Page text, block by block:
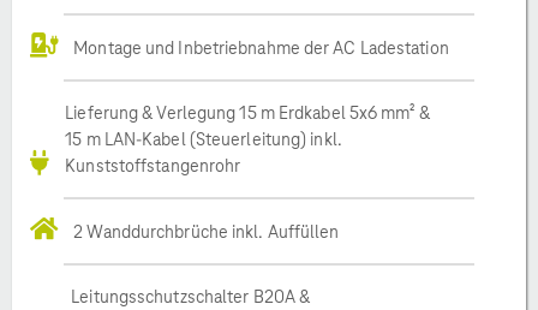
Montage und Inbetriebnahme der AC Ladestation
Lieferung & Verlegung 15 m Erdkabel 5x6 mm² &
15 m LAN-Kabel (Steuerleitung) inkl.
Kunststoffstangenrohr
2 Wanddurchbrüche inkl. Auffüllen
Leitungsschutzschalter B20A &